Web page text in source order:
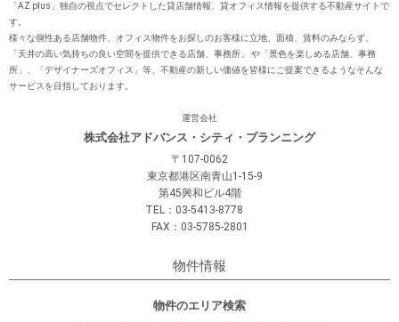
「AZ plus」独⾃の視点でセレクトした貸店舗情報、貸オフィス情報を提供する不動産サイトで
す。
様々な個性ある店舗物件、オフィス物件をお探しのお客様に⽴地、⾯積、賃料のみならず、
「天井の⾼い気持ちの良い空間を提供できる店舗、事務所」 や「景⾊を楽しめる店舗、事務
所」、「デザイナーズオフィス」等、不動産の新しい価値を皆様にご提案できるようなそんな
サービスを⽬指しております。
運営会社
株式会社アドバンス・シティ・プランニング
〒107-0062
東京都港区南青山1-15-9
第45興和ビル4階
TEL：03-5413-8778
FAX：03-5785-2801
物件情報
物件のエリア検索